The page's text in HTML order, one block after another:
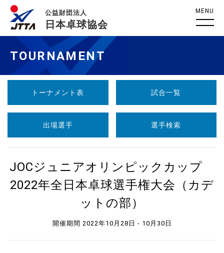
公益財団法人
日本卓球協会
MENU
TOURNAMENT
トーナメント表 試合一覧
出場選手 選手検索
JOCジュニアオリンピックカップ
2022年全日本卓球選手権大会（カデ
ットの部）
開催期間 2022年10月28日 - 10月30日